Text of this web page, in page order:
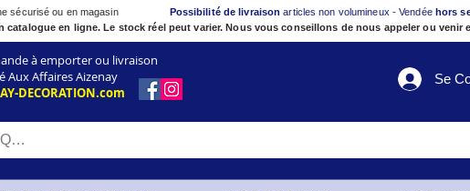
sécurisé ou en magasin Possibilité de livraisonarticles non volumineux - Vendée hors
catalogue en ligne. Le stock réel peut varier. Nous vous conseillons de nous appeler ou
à emporter ou livraison
Aux Affaires Aizenay
DECORATION.com
Se